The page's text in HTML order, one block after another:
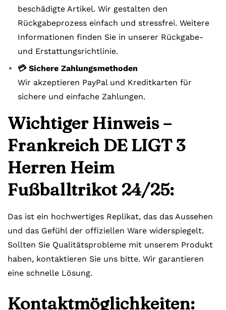
beschädigte Artikel. Wir gestalten den
Rückgabeprozess einfach und stressfrei. Weitere
Informationen finden Sie in unserer Rückgabe-
und Erstattungsrichtlinie.
💳 Sichere Zahlungsmethoden
Wir akzeptieren PayPal und Kreditkarten für
sichere und einfache Zahlungen.
Wichtiger Hinweis –
Frankreich DE LIGT 3
Herren Heim
Fußballtrikot 24/25:
Das ist ein hochwertiges Replikat, das das Aussehen
und das Gefühl der offiziellen Ware widerspiegelt.
Sollten Sie Qualitätsprobleme mit unserem Produkt
haben, kontaktieren Sie uns bitte. Wir garantieren
eine schnelle Lösung.
Kontaktmöglichkeiten: